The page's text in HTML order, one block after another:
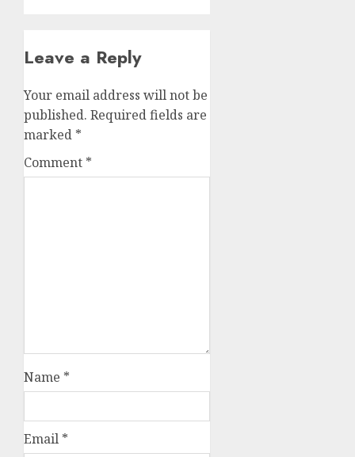
Leave a Reply
Your email address will not be
published. Required fields are
marked *
Comment *
Name *
Email *